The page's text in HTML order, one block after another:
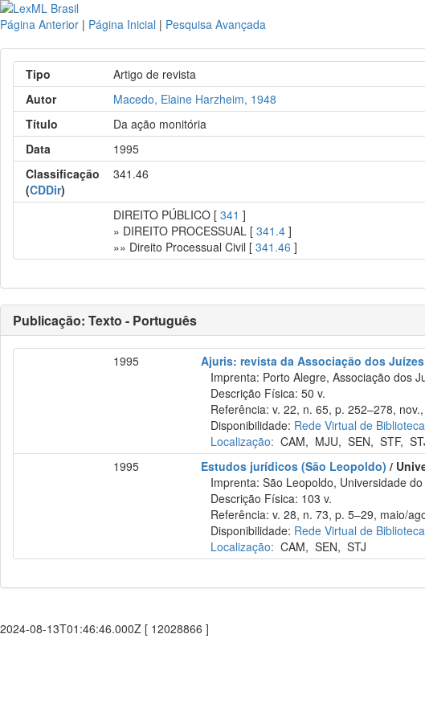
Página Anterior | Página Inicial | Pesquisa Avançada
Tipo
Artigo de revista
Autor
Macedo, Elaine Harzheim, 1948
Título
Da ação monitória
Data
1995
Classificação
(CDDir)
341.46
DIREITO PÚBLICO [341 ]
» DIREITO PROCESSUAL [341.4 ]
»» Direito Processual Civil [341.46 ]
Publicação: Texto - Português
1995
Ajuris: revista da Associação dos
Imprenta: Porto Alegre, Associação dos
Descrição Física: 50 v.
Referência: v. 22, n. 65, p. 252–278,
Disponibilidade: Rede Virtual de
Localização: CAM, MJU,SEN,STF,
1995
Estudos jurídicos (São Leopoldo) /
Imprenta: São Leopoldo, Universidade
Descrição Física: 103 v.
Referência: v. 28, n. 73, p. 5–29, maio/
Disponibilidade: Rede Virtual de
Localização: CAM,SEN,STJ
2024-08-13T01:46:46.000Z [ 12028866 ]